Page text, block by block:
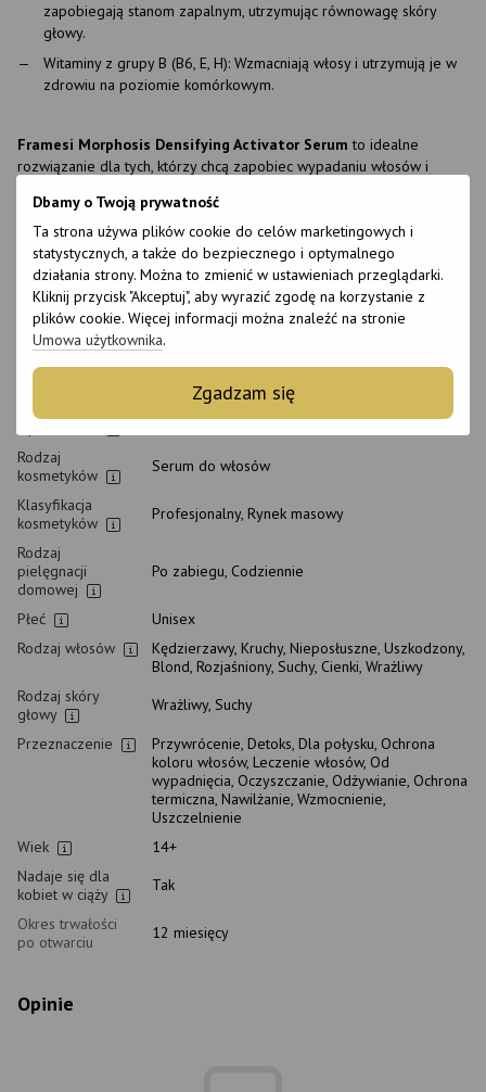
Dbamy o Twoją prywatność
Ta strona używa plików cookie do celów marketingowych i
statystycznych, a także do bezpiecznego i optymalnego
działania strony. Można to zmienić w ustawieniach przeglądarki.
Kliknij przycisk "Akceptuj", aby wyrazić zgodę na korzystanie z
plików cookie. Więcej informacji można znaleźć na stronie
Umowa użytkownika.
Zgadzam się
zapobiegają stanom zapalnym, utrzymując równowagę skóry
głowy.
Witaminy z grupy B (B6, E, H): Wzmacniają włosy i utrzymują je w
zdrowiu na poziomie komórkowym.
Framesi Morphosis Densifying Activator Serum to idealne
rozwiązanie dla tych, którzy chcą zapobiec wypadaniu włosów i
głowy.
Cechy
Marka
Framesi
Kraj produkcji
Włochy
Wielkość
12 x 7 ml
Rodzaj
kosmetyków
Serum do włosów
Klasyfikacja
kosmetyków
Profesjonalny, Rynek masowy
Rodzaj
pielęgnacji
domowej
Po zabiegu, Codziennie
Płeć
Unisex
Rodzaj włosów
Kędzierzawy, Kruchy, Nieposłuszne, Uszkodzony,
Blond, Rozjaśniony, Suchy, Cienki, Wrażliwy
Rodzaj skóry
głowy
Wrażliwy, Suchy
Przeznaczenie
Przywrócenie, Detoks, Dla połysku, Ochrona
koloru włosów, Leczenie włosów, Od
wypadnięcia, Oczyszczanie, Odżywianie, Ochrona
termiczna, Nawilżanie, Wzmocnienie,
Uszczelnienie
Wiek
14+
Nadaje się dla
kobiet w ciąży
Tak
Okres trwałości
po otwarciu
12 miesięcy
Opinie